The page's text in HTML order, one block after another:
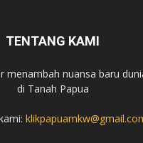
TENTANG KAMI
menambah nuansa baru
di Tanah Papua